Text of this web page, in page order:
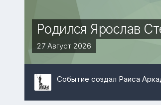
Родился Ярослав
27 Август 2026
Событие создал Раиса